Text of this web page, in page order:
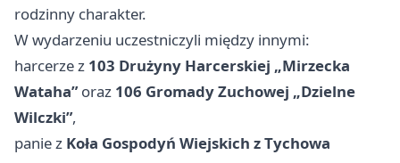
rodzinny charakter.
W wydarzeniu uczestniczyli między innymi:
harcerze z 103 Drużyny Harcerskiej „Mirzecka
Wataha”oraz 106 Gromady Zuchowej „Dzielne
Wilczki”,
panie z Koła Gospodyń Wiejskich z Tychowa